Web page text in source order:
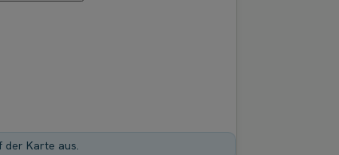
der Karte aus.